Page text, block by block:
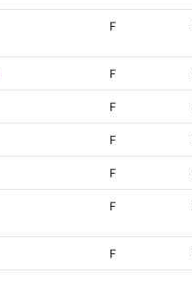
F
F
F
F
F
F
F